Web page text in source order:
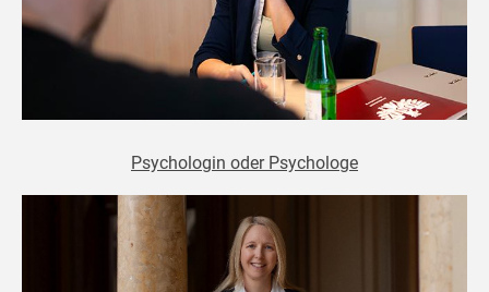
Psychologin oder Psychologe